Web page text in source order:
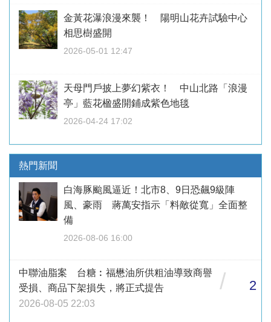
金黃花瀑浪漫來襲！ 陽明山花卉試驗中心
相思樹盛開
2026-05-01 12:47
天母門戶披上夢幻紫衣！ 中山北路「浪漫
亭」藍花楹盛開鋪成紫色地毯
2026-04-24 17:02
熱門新聞
白海豚颱風逼近！北市8、9日恐飆9級陣
風、豪雨 蔣萬安指示「料敵從寬」全面整
備
2026-08-06 16:00
中聯油脂案 台糖︰福懋油所供粗油導致商譽
受損、商品下架損失，將正式提告
2026-08-05 22:03
/ 2